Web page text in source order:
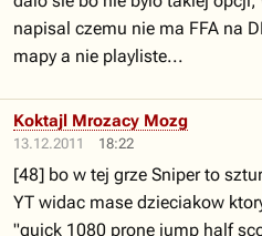
napisal czemu nie ma FFA na
mapy a nie playliste...
13.12.2011 18:22
Koktajl Mrozacy Mozg
[48] bo w tej grze Sniper to
YT widac mase dzieciakow
"quick 1080 prone jump half